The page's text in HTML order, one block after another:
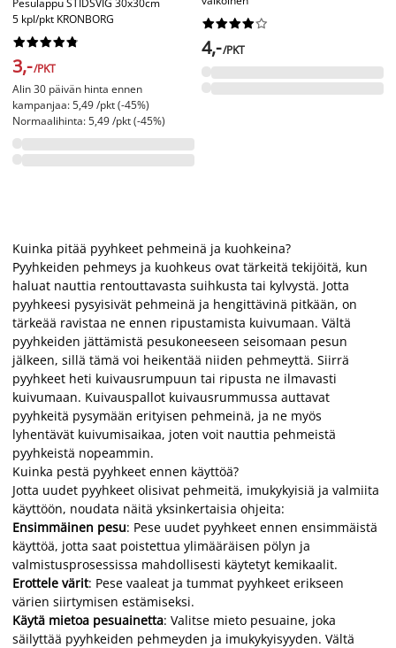
Pesulappu STIDSVIG 30x30cm
5 kpl/pkt KRONBORG






3,-/PKT
Alin 30 päivän hinta ennen
kampanjaa: 5,49 /pkt (-45%)
Normaalihinta: 5,49 /pkt (-45%)






4,-/PKT
Kuinka pitää pyyhkeet pehmeinä ja kuohkeina?
Pyyhkeiden pehmeys ja kuohkeus ovat tärkeitä tekijöitä, kun
haluat nauttia rentouttavasta suihkusta tai kylvystä. Jotta
pyyhkeesi pysyisivät pehmeinä ja hengittävinä pitkään, on
tärkeää ravistaa ne ennen ripustamista kuivumaan. Vältä
pyyhkeiden jättämistä pesukoneeseen seisomaan pesun
jälkeen, sillä tämä voi heikentää niiden pehmeyttä. Siirrä
pyyhkeet heti kuivausrumpuun tai ripusta ne ilmavasti
kuivumaan. Kuivauspallot kuivausrummussa auttavat
pyyhkeitä pysymään erityisen pehmeinä, ja ne myös
lyhentävät kuivumisaikaa, joten voit nauttia pehmeistä
pyyhkeistä nopeammin.
Kuinka pestä pyyhkeet ennen käyttöä?
Jotta uudet pyyhkeet olisivat pehmeitä, imukykyisiä ja valmiita
käyttöön, noudata näitä yksinkertaisia ohjeita:
Ensimmäinen pesu: Pese uudet pyyhkeet ennen ensimmäistä
käyttöä, jotta saat poistettua ylimääräisen pölyn ja
valmistusprosessissa mahdollisesti käytetyt kemikaalit.
Erottele värit: Pese vaaleat ja tummat pyyhkeet erikseen
värien siirtymisen estämiseksi.
Käytä mietoa pesuainetta: Valitse mieto pesuaine, joka
säilyttää pyyhkeiden pehmeyden ja imukykyisyyden. Vältä